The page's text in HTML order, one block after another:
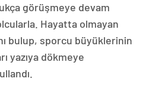
görüşmeye devam
Hayatta olmayan
bulup, sporcu büyüklerinin
yazıya dökmeye